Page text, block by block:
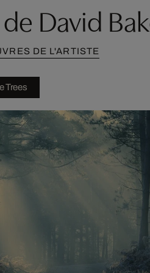
David
DE L'ARTISTE
Trees